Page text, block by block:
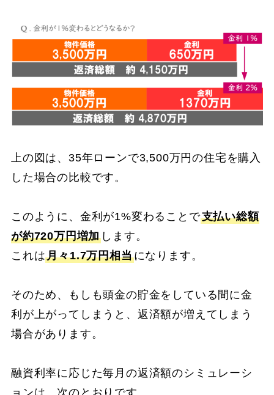
上の図は、35年ローンで3,500万円の住宅を購入
した場合の比較です。
このように、金利が1%変わることで支払い総額
が約720万円増加 します。
これは月々1.7万円相当になります。
そのため、もしも頭金の貯金をしている間に金
利が上がってしまうと、返済額が増えてしまう
場合があります。
融資利率に応じた毎月の返済額のシミュレーシ